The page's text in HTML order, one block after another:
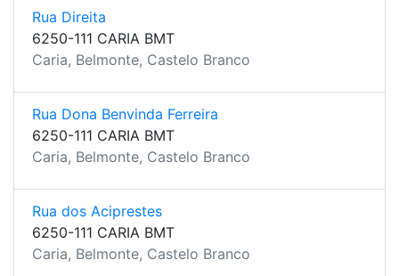
Rua Direita
6250-111 CARIA BMT
Caria, Belmonte, Castelo Branco
Rua Dona Benvinda Ferreira
6250-111 CARIA BMT
Caria, Belmonte, Castelo Branco
Rua dos Aciprestes
6250-111 CARIA BMT
Caria, Belmonte, Castelo Branco